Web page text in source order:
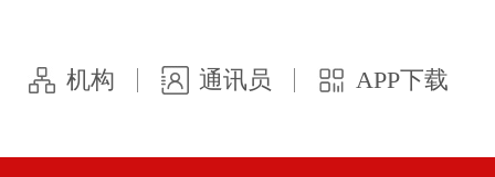
机构 通讯员 APP下载